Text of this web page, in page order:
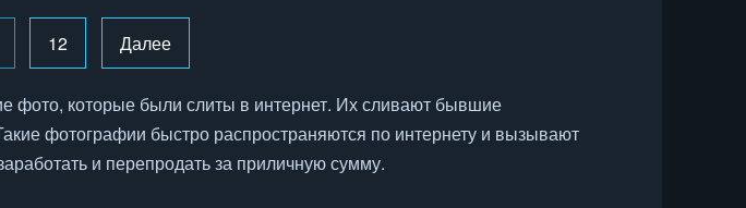
12 Далее
фото, которые были слиты в интернет. Их сливают бывшие
фотографии быстро распространяются по интернету и вызывают
и перепродать за приличную сумму.